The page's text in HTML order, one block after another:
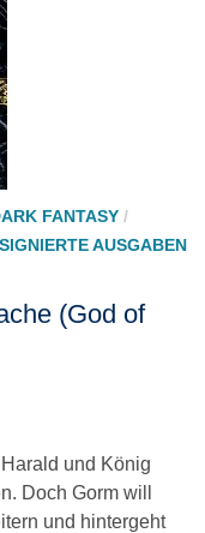
FANTASY/
SIGNIERTE AUSGABEN
(God of
und König
Doch Gorm will
und hintergeht